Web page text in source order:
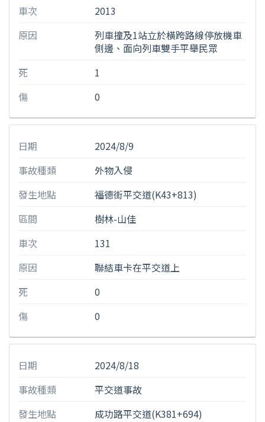
車次
2013
原因
列車撞及1站立於橫跨路線停放機車
側邊、面向列車雙手平舉民眾
死
1
傷
0
日期
2024/8/9
事故種類
外物入侵
發生地點
福德街平交道(K43+813)
區間
樹林-山佳
車次
131
原因
聯結車卡在平交道上
死
0
傷
0
日期
2024/8/18
事故種類
平交道事故
發生地點
成功路平交道(K381+694)